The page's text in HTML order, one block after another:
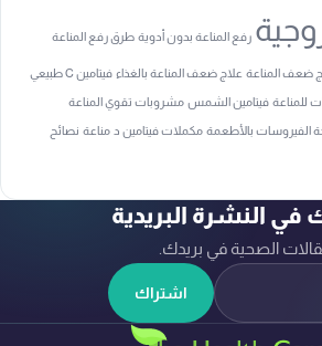
رفع المناعة بدون أدوية طرق رفع المناعة
ضعف المناعة علاج ضعف المناعة بالغذاء فيتامين C طبيعي
للمناعة فيتامين الشمس مشروبات تقوي المناعة
الفيروسات بالأطعمة مكملات فيتامين د مناعة نصائح
في النشرة البريدية
الصحية في بريدك.
اشتراك